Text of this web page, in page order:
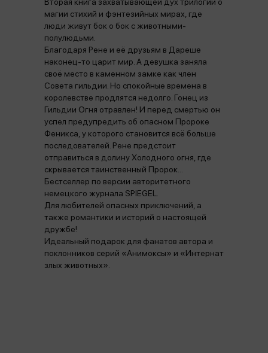
магии стихий и фэнтезийных мирах, где
люди живут бок о бок с животными-
полулюдьми.
Благодаря Рене и её друзьям в Дареше
наконец-то царит мир. А девушка заняла
своё место в каменном замке как член
Совета гильдии. Но спокойные времена в
королевстве продлятся недолго. Гонец из
Гильдии Огня отравлен! И перед смертью он
успел предупредить об опасном Пророке
Феникса, у которого становится всё больше
последователей. Рене предстоит
отправиться в долину Холодного огня, где
скрывается таинственный Пророк...
Бестселлер по версии авторитетного
немецкого журнала SPIEGEL.
Для любителей опасных приключений, а
также романтики и историй о настоящей
дружбе!
Идеальный подарок для фанатов автора и
поклонников серий «Анимоксы» и «Интернат
злых животных».